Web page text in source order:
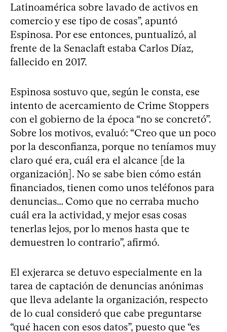
Latinoamérica sobre lavado de activos en
comercio y ese tipo de cosas”, apuntó
Espinosa. Por ese entonces, puntualizó, al
frente de la Senaclaft estaba Carlos Díaz,
fallecido en 2017.
Espinosa sostuvo que, según le consta, ese
intento de acercamiento de Crime Stoppers
con el gobierno de la época “no se concretó”.
Sobre los motivos, evaluó: “Creo que un poco
por la desconfianza, porque no teníamos muy
claro qué era, cuál era el alcance [de la
organización]. No se sabe bien cómo están
financiados, tienen como unos teléfonos para
denuncias… Como que no cerraba mucho
cuál era la actividad, y mejor esas cosas
tenerlas lejos, por lo menos hasta que te
demuestren lo contrario”, afirmó.
El exjerarca se detuvo especialmente en la
tarea de captación de denuncias anónimas
que lleva adelante la organización, respecto
de lo cual consideró que cabe preguntarse
“qué hacen con esos datos”, puesto que “es